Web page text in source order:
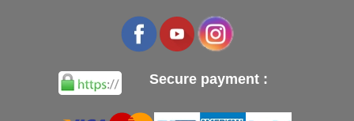
Secure payment :